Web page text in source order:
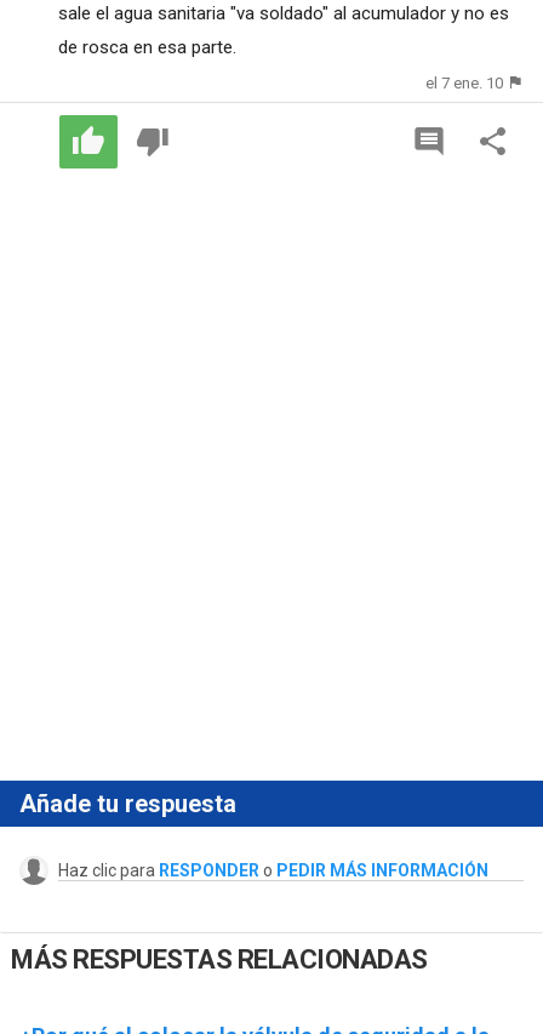
sale el agua sanitaria "va soldado" al acumulador y no es
de rosca en esa parte.
el 7 ene. 10
Añade tu respuesta
Haz clic para RESPONDER o PEDIR MÁS INFORMACIÓN
MÁS RESPUESTAS RELACIONADAS